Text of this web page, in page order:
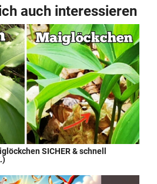
auch interessieren
SICHER & schnell